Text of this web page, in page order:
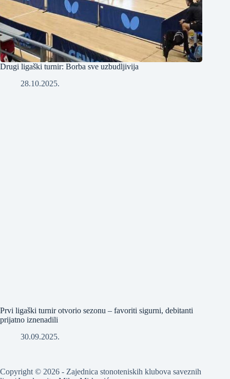
Drugi ligaški turnir: Borba sve uzbudljivija
28.10.2025.
Prvi ligaški turnir otvorio sezonu – favoriti sigurni, debitanti
prijatno iznenadili
30.09.2025.
Copyright © 2026 - Zajednica stonoteniskih klubova saveznih